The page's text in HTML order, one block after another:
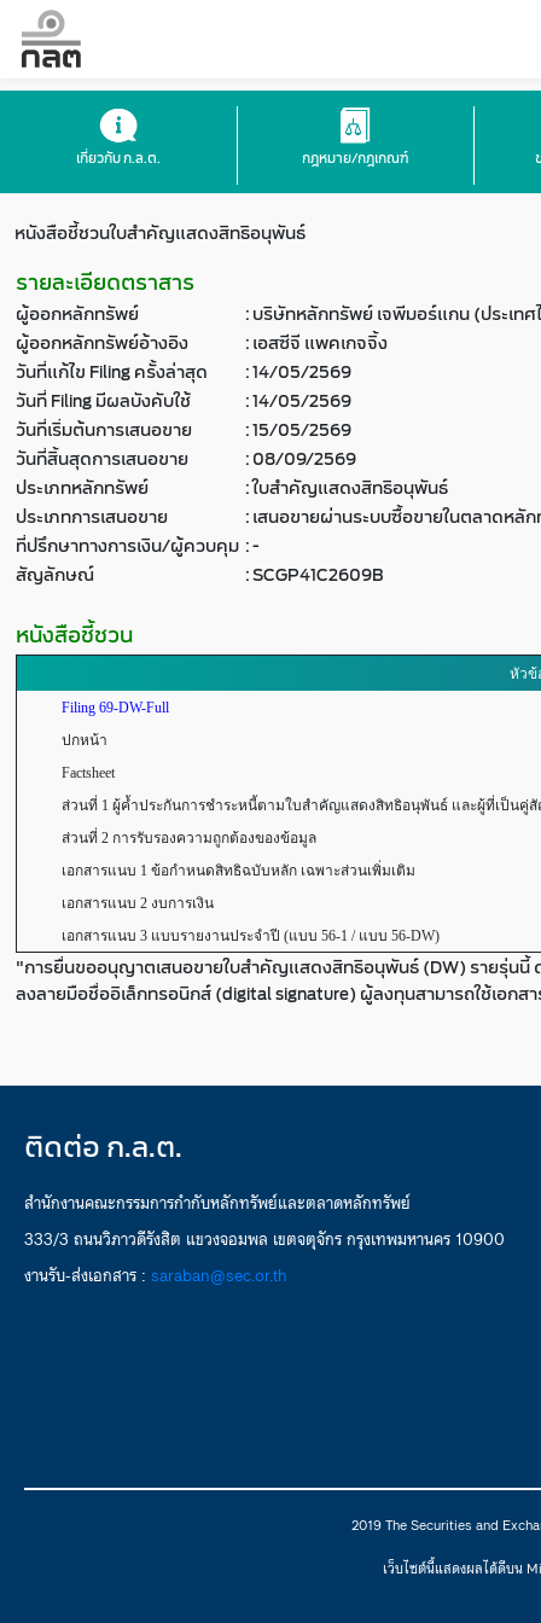
เกี่ยวกับ ก.ล.ต. กฎหมาย/กฎเกณฑ์
หนังสือชี้ชวนใบสำคัญแสดงสิทธิอนุพันธ์
รายละเอียดตราสาร
ผู้ออกหลักทรัพย์ :บริษัทหลักทรัพย์ เจพีมอร์แกน (ประเท
ผู้ออกหลักทรัพย์อ้างอิง
:เอสซีจี แพคเกจจิ้ง
วันที่แก้ไข Filing ครั้งล่าสุด
:14/05/2569
วันที่ Filing มีผลบังคับใช้
:14/05/2569
วันที่เริ่มต้นการเสนอขาย
:15/05/2569
วันที่สิ้นสุดการเสนอขาย
:08/09/2569
ประเภทหลักทรัพย์
:ใบสำคัญแสดงสิทธิอนุพันธ์
ประเภทการเสนอขาย
:เสนอขายผ่านระบบซื้อขายในตลาดหลั
ที่ปรึกษาทางการเงิน/ผู้ควบคุม :-
สัญลักษณ์
:SCGP41C2609B
หนังสือชี้ชวน
หัวข้
Filing 69-DW-Full
ปกหน้า
Factsheet
ส่วนที่ 1 ผู้ค้ำประกันการชำระหนี้ตามใบสำคัญแสดงสิทธิอนุพันธ์ และผู้ที่เป็นคู่สั
ส่วนที่ 2 การรับรองความถูกต้องของข้อมูล
เอกสารแนบ 1 ข้อกำหนดสิทธิฉบับหลัก เฉพาะส่วนเพิ่มเติม
เอกสารแนบ 2 งบการเงิน
เอกสารแนบ 3 แบบรายงานประจำปี (แบบ 56-1 / แบบ 56-DW)
"การยื่นขออนุญาตเสนอขายใบสำคัญแสดงสิทธิอนุพันธ์ (DW) รายรุ่นนี้
ลงลายมือชื่ออิเล็กทรอนิกส์ (digital signature) ผู้ลงทุนสามารถใช้เอกส
ติดต่อ ก.ล.ต.
สำนักงานคณะกรรมการกำกับหลักทรัพย์และตลาดหลักทรัพย์
333/3 ถนนวิภาวดีรังสิต แขวงจอมพล เขตจตุจักร กรุงเทพมหานคร 10900
งานรับ-ส่งเอกสาร : saraban@sec.or.th
2019 The Securities and
เว็บไซต์นี้แสดงผลได้ดีบน